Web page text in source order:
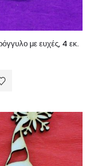
με ευχές, 4 εκ.